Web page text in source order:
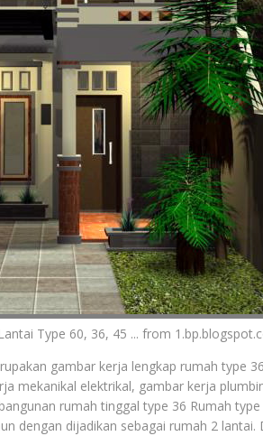
Type 60, 36, 45 ... from
gambar kerja lengkap rumah type
mekanikal elektrikal, gambar kerja
rumah tinggal type 36 Rumah
dengan dijadikan sebagai rumah 2 lantai.